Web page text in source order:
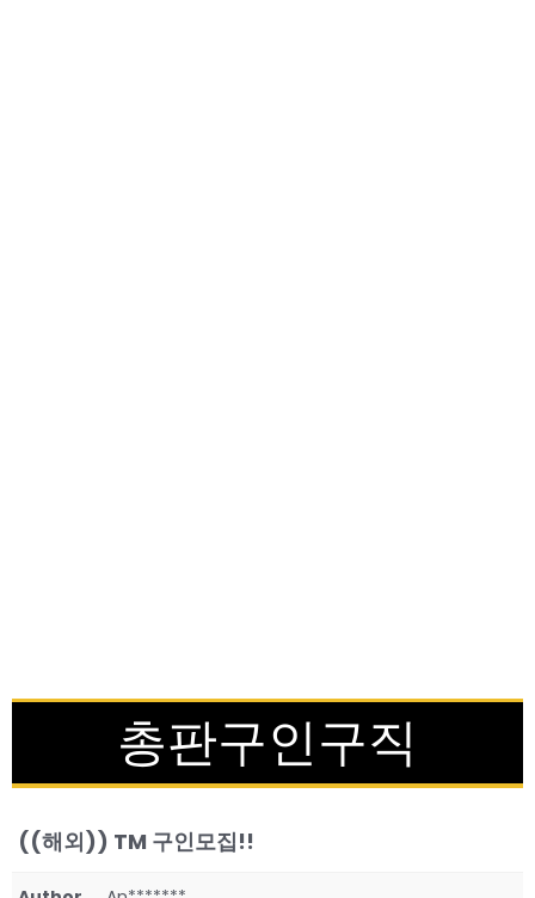
총판구인구직
((해외)) TM 구인모집!!